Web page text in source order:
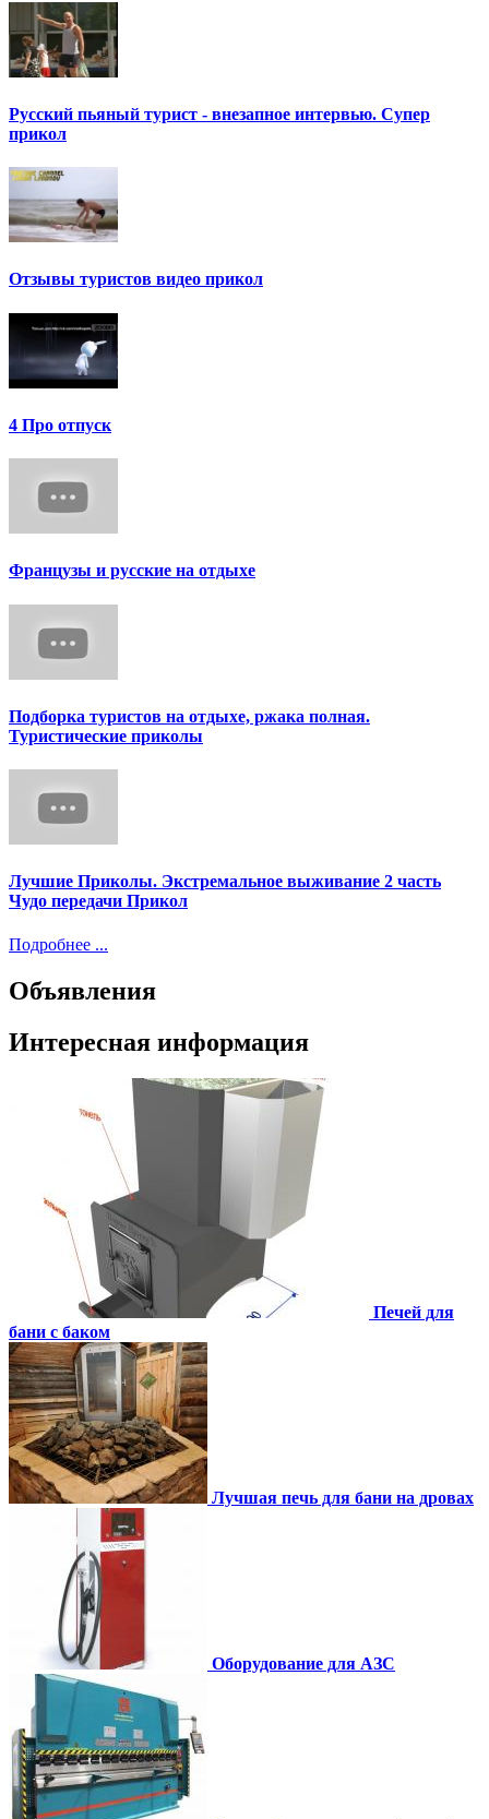
Русский пьяный турист - внезапное интервью. Супер
прикол
Отзывы туристов видео прикол
4 Про отпуск
Французы и русские на отдыхе
Подборка туристов на отдыхе, ржака полная.
Туристические приколы
Лучшие Приколы. Экстремальное выживание 2 часть
Чудо передачи Прикол
Подробнее ...
Объявления
Интересная информация
Печей для
бани с баком
Лучшая печь для бани на дровах
Оборудование для АЗС